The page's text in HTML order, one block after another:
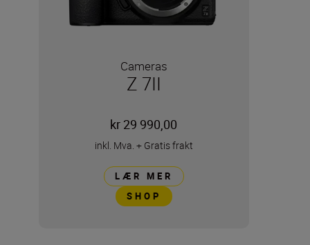
Cameras
Z 7II
kr 29 990,00
inkl. Mva. + Gratis frakt
LÆR MER
SHOP